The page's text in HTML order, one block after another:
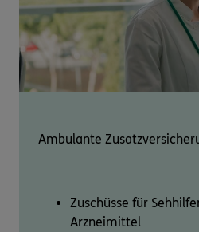
Ambulante
Zuschüsse für
Arzneimittel